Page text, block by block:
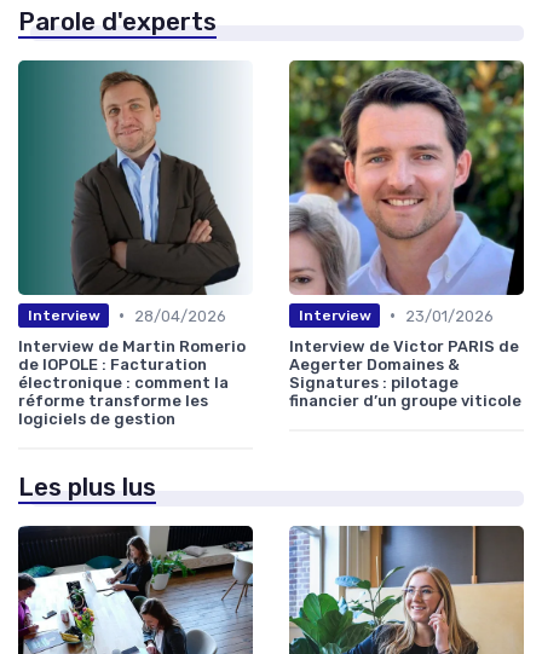
Parole d'experts
Interview •
28/04/2026
Interview de Martin Romerio
de IOPOLE : Facturation
électronique : comment la
réforme transforme les
logiciels de gestion
Interview •
23/01/2026
Interview de Victor PARIS de
Aegerter Domaines &
Signatures : pilotage
financier d’un groupe viticole
Les plus lus